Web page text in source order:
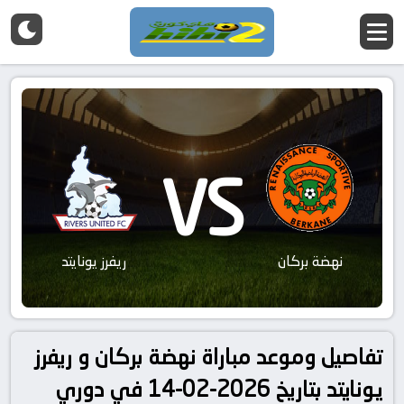
نهضة بركان VS ريفرز يونايتد
تفاصيل وموعد مباراة نهضة بركان و ريفرز
يونايتد بتاريخ 2026-02-14 في دوري